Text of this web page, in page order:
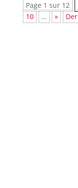
Page 1 sur 12
10
… »